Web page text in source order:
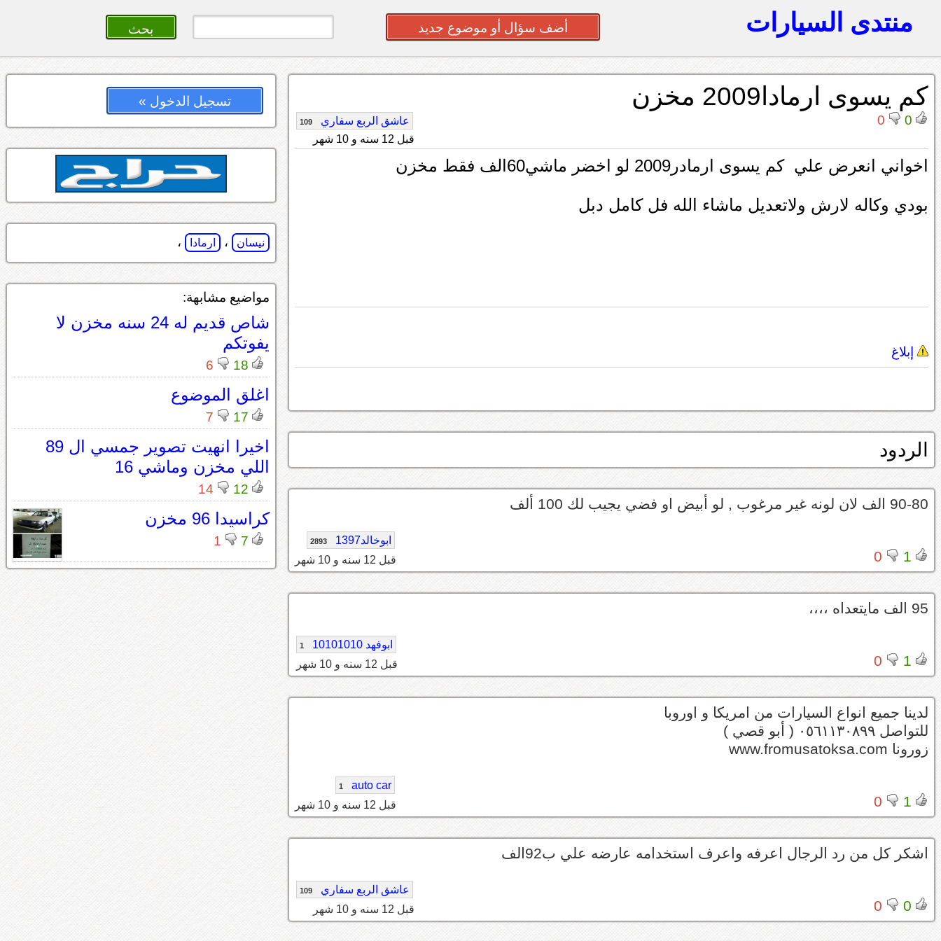
منتدى السيارات أضف سؤال أو موضوع جديد
كم يسوى ارمادا2009 مخزن
0
0 عاشق الربع سفاري 109
قبل 12 سنه و 10 شهر
اخواني انعرض علي كم يسوى ارمادر2009 لو اخضر ماشي60الف فقط مخزن
بودي وكاله لارش ولاتعديل ماشاء الله فل كامل دبل
إبلاغ
الردود
90-80 الف لان لونه غير مرغوب , لو أبيض او فضي يجيب لك 100 ألف
1
0
ابوخالد1397 2893
قبل 12 سنه و 10 شهر
95 الف مايتعداه ،،،،
1
0
ابوفهد 10101010 1
قبل 12 سنه و 10 شهر
لدينا جميع انواع السيارات من امريكا و اوروبا
للتواصل ٠٥٦١١٣٠٨٩٩ ( أبو قصي )
زورونا www.fromusatoksa.com
1
0
auto car
1
قبل 12 سنه و 10 شهر
اشكر كل من رد الرجال اعرفه واعرف استخدامه عارضه علي ب92الف
0
0
عاشق الربع سفاري 109
قبل 12 سنه و 10 شهر
تسجيل الدخول »
نيسان ، ارمادا ،
مواضيع مشابهة:
شاص قديم له 24 سنه مخزن لا
يفوتكم
18
6
اغلق الموضوع
17
7
اخيرا انهيت تصوير جمسي ال 89
اللي مخزن وماشي 16
12
14
كراسيدا 96 مخزن
7
1